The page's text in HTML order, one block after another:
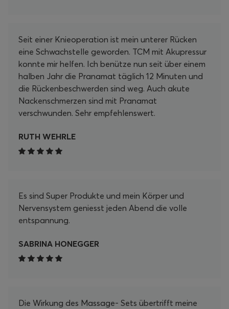
der Matte nur empfehlen. Es ist ein wahrer
Wohlfühlmoment, der mir hilft, Körper und Geist in
Einklang zu bringen. Zusätzlich möchte ich die
schnelle Lieferung und den hervorragenden
Kundenservice hervorheben. Ich hatte eine kleine
Frage zu den Anwendungszeiten, und mein
Anliegen wurde umgehend und freundlich
Set jedem empfehlen, der nach einer effektiven
Möglichkeit sucht, sich selbst etwas Gutes zu tun
mit meinem Pranamat Set! Danke, Pranamat!
Seit einer Knieoperation ist mein unterer Rücken
eine Schwachstelle geworden. TCM mit Akupressur
konnte mir helfen. Ich benütze nun seit über einem
halben Jahr die Pranamat täglich 12 Minuten und
die Rückenbeschwerden sind weg. Auch akute
Nackenschmerzen sind mit Pranamat
verschwunden. Sehr empfehlenswert.
RUTH WEHRLE
Es sind Super Produkte und mein Körper und
Nervensystem geniesst jeden Abend die volle
entspannung.
SABRINA HONEGGER
Die Wirkung des Massage- Sets übertrifft meine